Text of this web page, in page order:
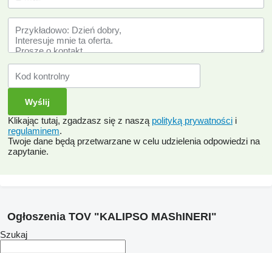
Klikając tutaj, zgadzasz się z naszą polityką prywatności i
regulaminem.
Twoje dane będą przetwarzane w celu udzielenia odpowiedzi na
zapytanie.
Ogłoszenia TOV "KALIPSO MAShINERI"
Szukaj